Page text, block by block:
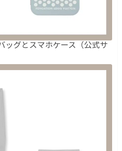
グとスマホケース（公式サ